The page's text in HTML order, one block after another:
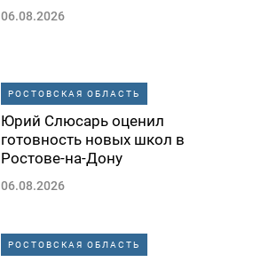
06.08.2026
РОСТОВСКАЯ ОБЛАСТЬ
Юрий Слюсарь оценил
готовность новых школ в
Ростове-на-Дону
06.08.2026
РОСТОВСКАЯ ОБЛАСТЬ